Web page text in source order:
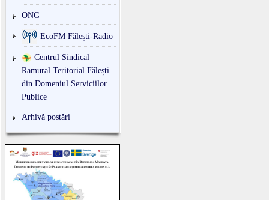
ONG
EcoFM Fălești-Radio
Centrul Sindical
Ramural Teritorial Fălești
din Domeniul Serviciilor
Publice
Arhivă postări